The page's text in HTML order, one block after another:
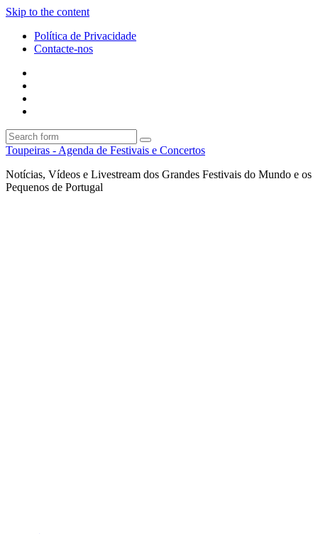
Skip to the content
Política de Privacidade
Contacte-nos
Search
Toupeiras - Agenda de Festivais e Concertos
Notícias, Vídeos e Livestream dos Grandes Festivais do Mundo e os
Pequenos de Portugal